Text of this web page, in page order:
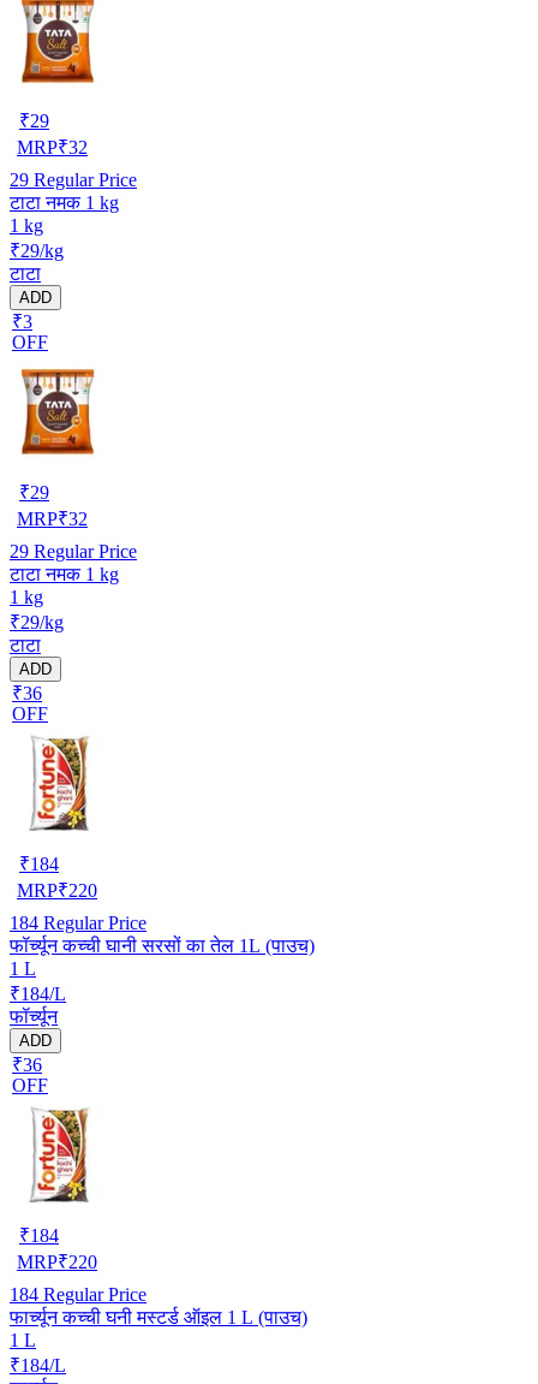
₹29
MRP₹32
29 Regular Price
टाटा नमक 1 kg
1 kg
₹29/kg
टाटा
ADD
₹3
OFF
₹29
MRP₹32
29 Regular Price
टाटा नमक 1 kg
1 kg
₹29/kg
टाटा
ADD
₹36
OFF
₹184
MRP₹220
184 Regular Price
फॉर्च्यून कच्ची घानी सरसों का तेल 1L (पाउच)
1 L
₹184/L
फॉर्च्यून
ADD
₹36
OFF
₹184
MRP₹220
184 Regular Price
फार्च्यून कच्ची घनी मस्टर्ड ऑइल 1 L (पाउच)
1 L
₹184/L